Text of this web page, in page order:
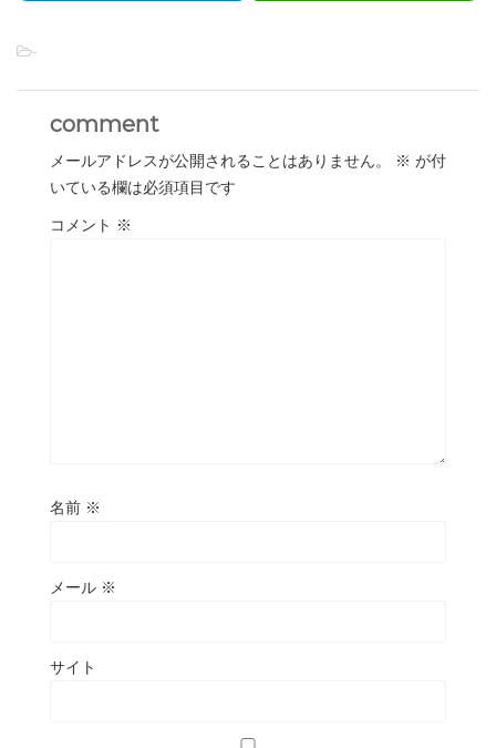
-
comment
メールアドレスが公開されることはありません。 ※ が付
いている欄は必須項目です
コメント ※
名前 ※
メール ※
サイト